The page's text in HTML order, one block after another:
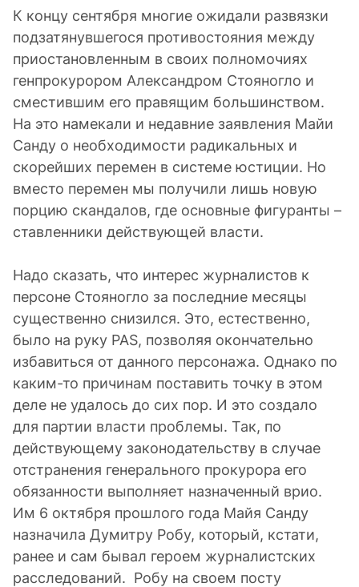
К концу сентября многие ожидали развязки
подзатянувшегося противостояния между
приостановленным в своих полномочиях
генпрокурором Александром Стояногло и
сместившим его правящим большинством.
На это намекали и недавние заявления Майи
Санду о необходимости радикальных и
скорейших перемен в системе юстиции. Но
вместо перемен мы получили лишь новую
порцию скандалов, где основные фигуранты –
ставленники действующей власти.
Надо сказать, что интерес журналистов к
персоне Стояногло за последние месяцы
существенно снизился. Это, естественно,
было на руку PAS, позволяя окончательно
избавиться от данного персонажа. Однако по
каким-то причинам поставить точку в этом
деле не удалось до сих пор. И это создало
для партии власти проблемы. Так, по
действующему законодательству в случае
отстранения генерального прокурора его
обязанности выполняет назначенный врио.
Им 6 октября прошлого года Майя Санду
назначила Думитру Робу, который, кстати,
ранее и сам бывал героем журналистских
расследований. Робу на своем посту